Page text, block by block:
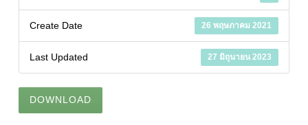
26 พฤษภาคม 2021
Create Date
27 มิถุนายน 2023
Last Updated
DOWNLOAD